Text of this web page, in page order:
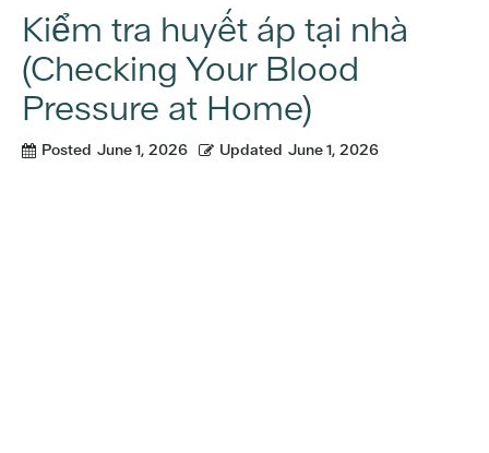
Kiểm tra huyết áp tại nhà
(Checking Your Blood
Pressure at Home)
Posted June 1, 2026 Updated June 1, 2026